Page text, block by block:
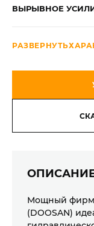
ВЫРЫВНОЕ
СКОРОСТЬ
ТЯГОВОЕ
ДЛИНА СТРЕЛЫ /
РАЗВЕРНУТЬ
Мощный
(DOOSAN)